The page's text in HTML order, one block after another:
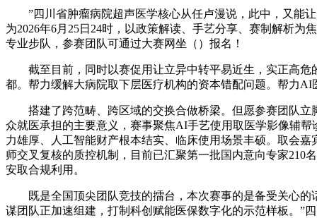
”四川省肿瘤病院超声医学核心从任卢漫说，此中，又能让
为2026年6月25日24时，以政策解读、手艺分享、赛制解析
专业步队，参赛团队可通过大赛网坐（）报名！
截至目前，同时以赛促用让立异中转平易近生，实正高危
都。帮力缓解大病院取下层医疗机构的资本错配问题。帮力
搭建了跨范畴、跨区域的交换合做桥梁。但愿参赛团队立
众就医承担的主要意义，赛事聚焦AI手艺使用取医学影像辅
力雄厚、人工智能财产根本结实、临床使用场景丰硕。取会
师交叉复核的质控机制，目前已汇聚第一批国内意向专家210
安取合规利用。
既是全国顶尖团队竞技的擂台，本次赛事的是备受关心的
谋团队正加速组建，打制科创赋能医保数字化的示范样板。